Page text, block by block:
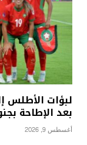
لبؤات الأطلس
بعد الإطاحة
أغسطس 9, 2026